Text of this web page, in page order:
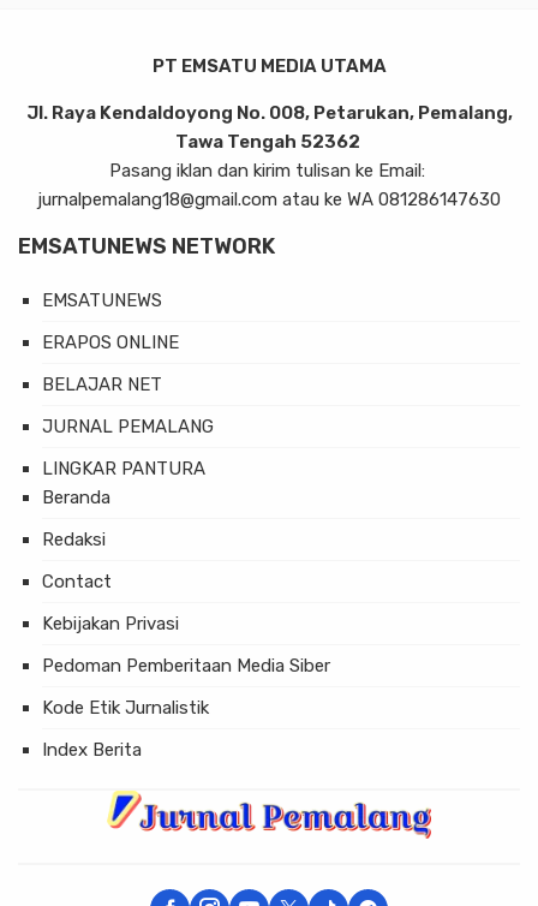
PT EMSATU MEDIA UTAMA
Jl. Raya Kendaldoyong No. 008, Petarukan, Pemalang,
Tawa Tengah 52362
Pasang iklan dan kirim tulisan ke Email:
jurnalpemalang18@gmail.com atau ke WA 081286147630
EMSATUNEWS NETWORK
EMSATUNEWS
ERAPOS ONLINE
BELAJAR NET
JURNAL PEMALANG
LINGKAR PANTURA
Beranda
Redaksi
Contact
Kebijakan Privasi
Pedoman Pemberitaan Media Siber
Kode Etik Jurnalistik
Index Berita